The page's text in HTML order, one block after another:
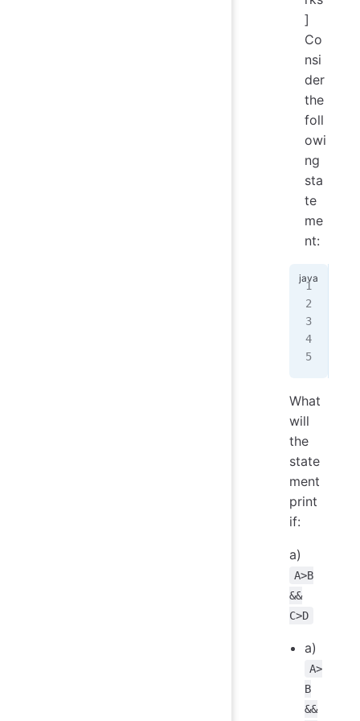
]
Co
nsi
der
the
foll
owi
ng
sta
te
me
nt:
What
will
the
state
ment
print
if:
a)
A>B
&&
C>D
a)
A>
B
&&